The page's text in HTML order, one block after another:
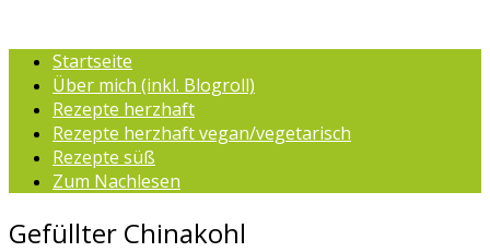
Startseite
Über mich (inkl. Blogroll)
Rezepte herzhaft
Rezepte herzhaft vegan/vegetarisch
Rezepte süß
Zum Nachlesen
Gefüllter Chinakohl